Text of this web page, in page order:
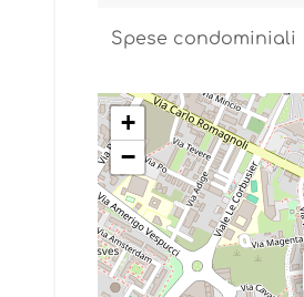
Spese condominiali
+
−